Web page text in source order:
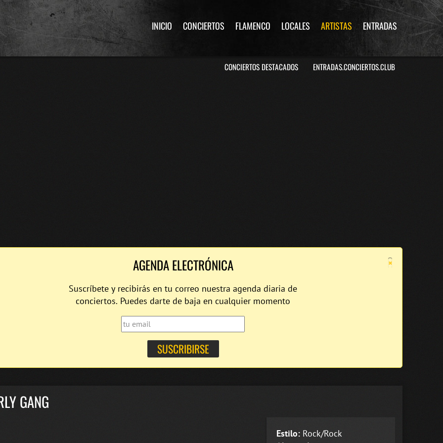
INICIO CONCIERTOS FLAMENCO LOCALES ARTISTAS ENTRADAS
CONCIERTOS DESTACADOS ENTRADAS.CONCIERTOS.CLUB
×
AGENDA ELECTRÓNICA
Suscríbete y recibirás en tu correo nuestra agenda diaria de
conciertos. Puedes darte de baja en cualquier momento
GANG
Estilo: Rock/Rock